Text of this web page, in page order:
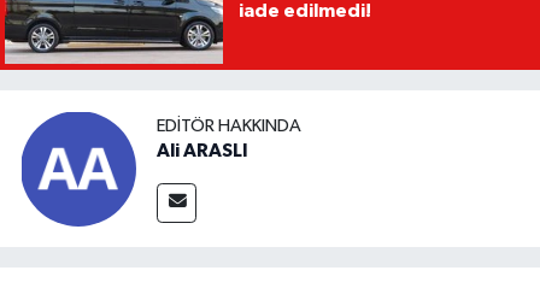
iade edilmedi!
EDITÖR HAKKINDA
Ali ARASLI